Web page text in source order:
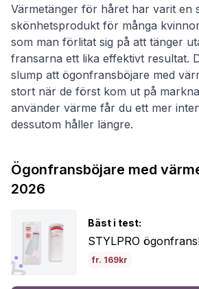
Värmetänger för håret har varit en
skönhetsprodukt för många
som man förlitat sig på att tänger
fransarna ett lika effektivt resultat.
slump att ögonfransböjare med
stort när de först kom ut på
använder värme får du ett mer
dessutom håller längre.
Ögonfransböjare med
2026
Bäst i test:
STYLPRO
fr. 169kr